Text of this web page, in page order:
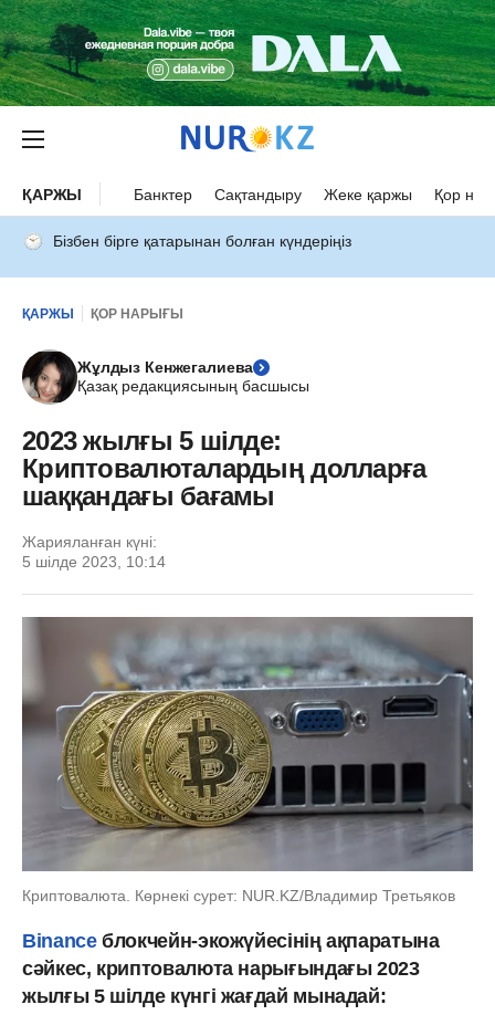
ҚАРЖЫ Банктер Сақтандыру Жеке қаржы Қор
Бізбен бірге қатарынан болған күндеріңіз
ҚАРЖЫ ҚОР НАРЫҒЫ
Жұлдыз Кенжегалиева
Қазақ редакциясының басшысы
2023 жылғы 5 шілде:
Криптовалюталардың долларға
шаққандағы бағамы
Жарияланған күні:
5 шілде 2023, 10:14
Криптовалюта. Көрнекі сурет: NUR.KZ/Владимир Третьяков
Binanceблокчейн-экожүйесінің ақпаратына
сәйкес, криптовалюта нарығындағы 2023
жылғы 5 шілде күнгі жағдай мынадай: